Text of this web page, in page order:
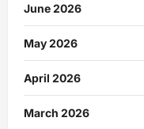
June 2026
May 2026
April 2026
March 2026